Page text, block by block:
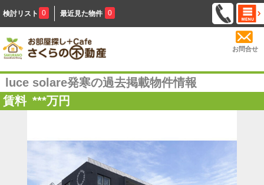
検討リスト 0 最近見た物件 0
お問合せ
luce solare発寒の過去掲載物件情報
賃料 ***万円